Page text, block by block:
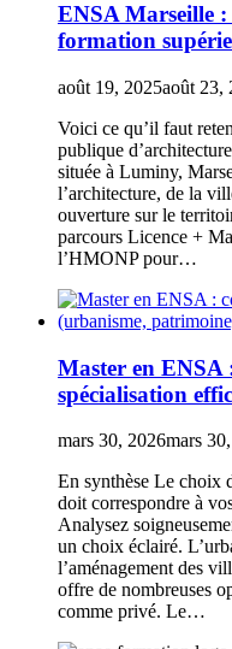
ENSA Marseille :
formation
août 19, 2025août 23,
Voici ce qu’il faut
publique
située à Luminy,
l’architecture, de la
ouverture sur le
parcours Licence +
l’HMONP pour…
Master en ENSA
spécialisation
mars 30, 2026mars
En synthèse Le choix
doit correspondre à
Analysez
un choix éclairé.
l’aménagement des
offre de nombreuses
comme privé. Le…